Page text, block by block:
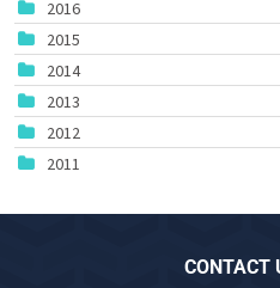
2016
2015
2014
2013
2012
2011
CONTACT